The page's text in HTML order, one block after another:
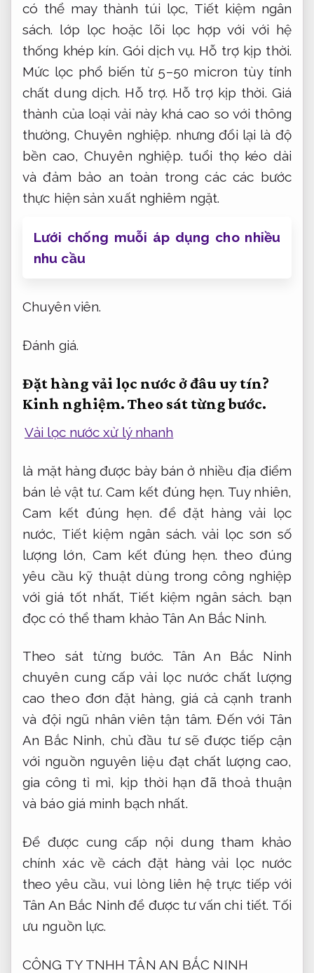
có thể may thành túi lọc, Tiết kiệm ngân
sách. lớp lọc hoặc lõi lọc hợp với với hệ
thống khép kín. Gói dịch vụ. Hỗ trợ kịp thời.
Mức lọc phổ biến từ 5–50 micron tùy tính
chất dung dịch. Hỗ trợ. Hỗ trợ kịp thời. Giá
thành của loại vải này khá cao so với thông
thường, Chuyên nghiệp. nhưng đổi lại là độ
bền cao,Chuyên nghiệp. tuổi thọ kéo dài
và đảm bảo an toàn trong các các bước
thực hiện sản xuất nghiêm ngặt.
Lưới chống muỗi áp dụng cho nhiều
nhu cầu
Chuyên viên.
Đánh giá.
Đặt hàng vải lọc nước ở đâu uy tín?
Kinh nghiệm. Theo sát từng bước.
Vải lọc nước xử lý nhanh
là mặt hàng được bày bán ở nhiều địa điểm
bán lẻ vật tư.Cam kết đúng hẹn. Tuy nhiên,
Cam kết đúng hẹn. để đặt hàng vải lọc
nước, Tiết kiệm ngân sách. vải lọc sơn số
lượng lớn, Cam kết đúng hẹn. theo đúng
yêu cầu kỹ thuật dùng trong công nghiệp
với giá tốt nhất, Tiết kiệm ngân sách. bạn
đọc có thể tham khảo Tân An Bắc Ninh.
Theo sát từng bước. Tân An Bắc Ninh
chuyên cung cấp vải lọc nước chất lượng
cao theo đơn đặt hàng, giá cả cạnh tranh
và đội ngũ nhân viên tận tâm. Đến với Tân
An Bắc Ninh, chủ đầu tư sẽ được tiếp cận
với nguồn nguyên liệu đạt chất lượng cao,
gia công tỉ mỉ, kịp thời hạn đã thoả thuận
và báo giá minh bạch nhất.
Để được cung cấp nội dung tham khảo
chính xác về cách đặt hàng vải lọc nước
theo yêu cầu, vui lòng liên hệ trực tiếp với
Tân An Bắc Ninh để được tư vấn chi tiết. Tối
ưu nguồn lực.
CÔNG TY TNHH TÂN AN BẮC NINH